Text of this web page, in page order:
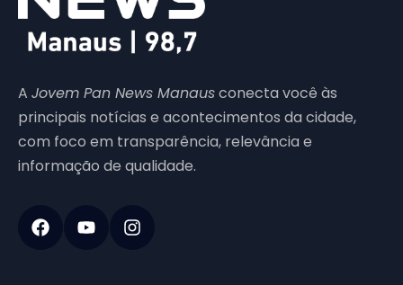
A Jovem Pan News Manausconecta você às
principais notícias e acontecimentos da cidade,
com foco em transparência, relevância e
informação de qualidade.